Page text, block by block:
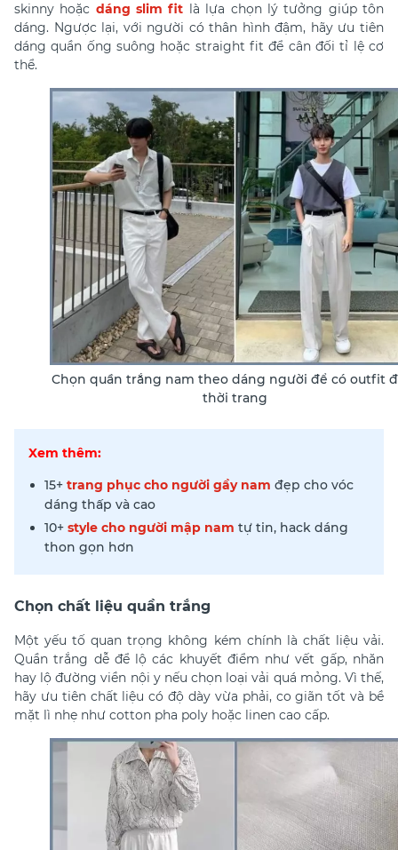
skinny hoặc dáng slim fit là lựa chọn lý tưởng giúp tôn
dáng. Ngược lại, với người có thân hình đậm, hãy ưu tiên
dáng quần ống suông hoặc straight fit để cân đối tỉ lệ cơ
thể.
Chọn quần trắng nam theo dáng người để có outfit
thời trang
Xem thêm:
15+ trang phục cho người gầy nam đẹp cho vóc
dáng thấp và cao
10+ style cho người mập nam tự tin, hack dáng
thon gọn hơn
Chọn chất liệu quần trắng
Một yếu tố quan trọng không kém chính là chất liệu vải.
Quần trắng dễ để lộ các khuyết điểm như vết gấp, nhăn
hay lộ đường viền nội y nếu chọn loại vải quá mỏng. Vì thế,
hãy ưu tiên chất liệu có độ dày vừa phải, co giãn tốt và bề
mặt lì nhẹ như cotton pha poly hoặc linen cao cấp.